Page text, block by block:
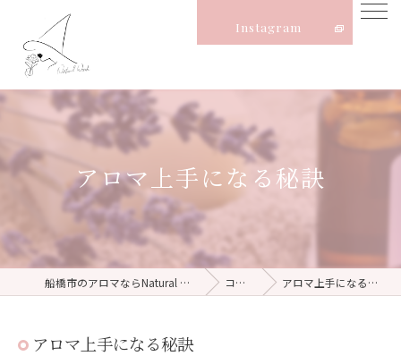
Instagram
アロマ上手になる秘訣
船橋市のアロマならNatural Witch コラム アロマ上手になる秘訣
アロマ上手になる秘訣